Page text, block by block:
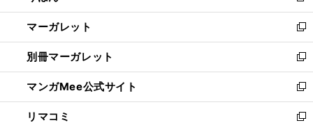
開
く
ウ
で
開
く
ン
ド
ウ
で
開
く
し
い
ウ
ィ
ン
ド
ウ
で
マーガレット
新
し
い
ウ
ィ
ン
ド
別冊マーガレット
新
し
い
ウ
ィ
マンガMee公式サイト
新
し
い
リマコミ
新